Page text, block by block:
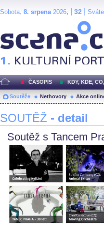
Sobota, 8. srpena2026, | 32
ČASOPIS KDY, KDE,
Soutěže Nethovory Akce
SOUTĚŽ - detail
Soutěž s Tancem